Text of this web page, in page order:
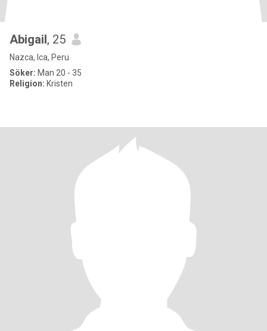
Abigail, 25
Nazca, Ica, Peru
Söker: Man 20 - 35
Religion: Kristen